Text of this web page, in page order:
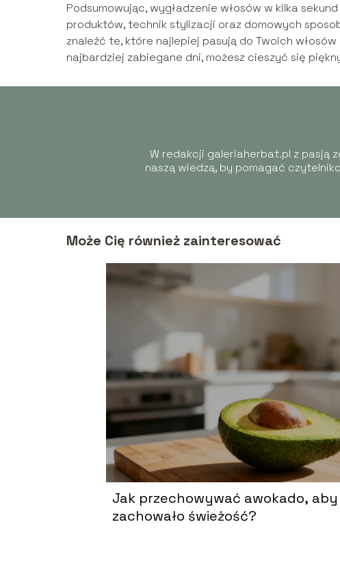
Podsumowując, wygładzenie włosów w kilka
produktów, technik stylizacji oraz domowych
znaleźć te, które najlepiej pasują do Twoich
najbardziej zabiegane dni, możesz cieszyć się
W redakcji galeriaherbat.pl z pasją
naszą wiedzą, by pomagać
Może Cię również zainteresować
Jak przechowywać awokado, aby
zachowało świeżość?